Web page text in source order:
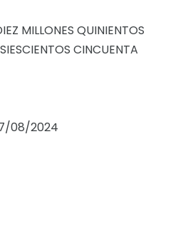
MILLONES QUINIENTOS
CINCUENTA
08/2024